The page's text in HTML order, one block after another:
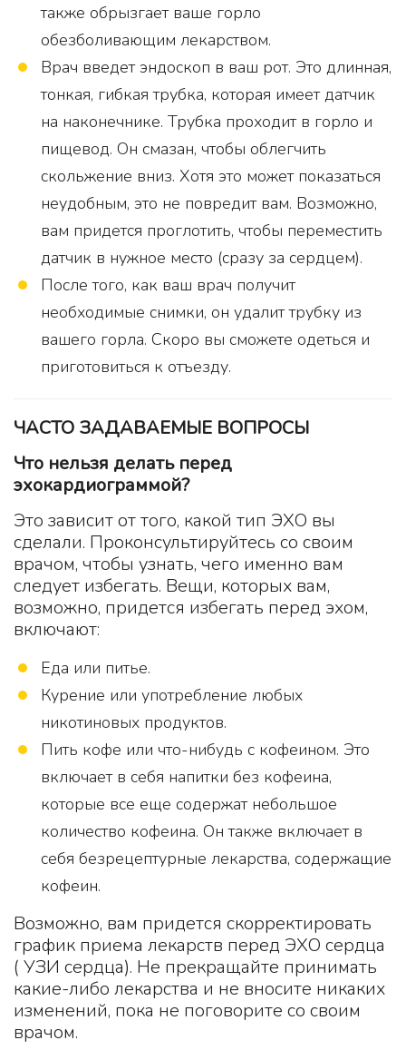
также обрызгает ваше горло
обезболивающим лекарством.
Врач введет эндоскоп в ваш рот. Это длинная,
тонкая, гибкая трубка, которая имеет датчик
на наконечнике. Трубка проходит в горло и
пищевод. Он смазан, чтобы облегчить
скольжение вниз. Хотя это может показаться
неудобным, это не повредит вам. Возможно,
вам придется проглотить, чтобы переместить
датчик в нужное место (сразу за сердцем).
После того, как ваш врач получит
необходимые снимки, он удалит трубку из
вашего горла. Скоро вы сможете одеться и
приготовиться к отъезду.
ЧАСТО ЗАДАВАЕМЫЕ ВОПРОСЫ
Что нельзя делать перед
эхокардиограммой?
Это зависит от того, какой тип ЭХО вы
сделали. Проконсультируйтесь со своим
врачом, чтобы узнать, чего именно вам
следует избегать. Вещи, которых вам,
возможно, придется избегать перед эхом,
включают:
Еда или питье.
Курение или употребление любых
никотиновых продуктов.
Пить кофе или что-нибудь с кофеином. Это
включает в себя напитки без кофеина,
которые все еще содержат небольшое
количество кофеина. Он также включает в
себя безрецептурные лекарства, содержащие
кофеин.
Возможно, вам придется скорректировать
график приема лекарств перед ЭХО сердца
( УЗИ сердца). Не прекращайте принимать
какие-либо лекарства и не вносите никаких
изменений, пока не поговорите со своим
врачом.